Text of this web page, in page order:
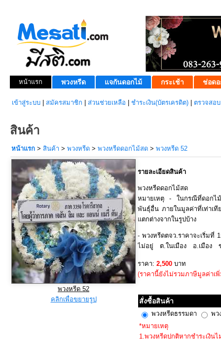
หน้าแรก พวงหรีด แจกันดอกไม้ กระเช้า ช่อดอ
เข้าสู่ระบบ สมัครสมาชิก ส่วนช่วยเหลือ ชำระเงิน(บัตรเครดิต) ตรวจสอ
สินค้า
หน้าแรก > สินค้า > พวงหรีด > พวงหรีดดอกไม้สด > พวงหรีด 52
พวงหรีด 52
คลิกเพื่อขยายรูป
รายละเอียดสินค้า
พวงหรีดดอกไม้สด
หมายเหตุ - ในกรณีที่ดอกไ
พันธุ์อื่น ภายในมูลค่าที่เท่าเ
แตกต่างจากในรูปบ้าง
- พวงหรีดตจว.ราคาจะเริ่มที่
ไม่อยู่ ต.ในเมือง อ.เมือง
นั้น ก่อนทำการสั่งซื้อ
ราคา: 2,500 บาท
(ราคานี้ยังไม่รวมภาษีมูลค่าเ
สั่งซื้อสินค้า
พวงหรีดธรรมดา
พว
*หมายเหตุ
1.พวงหรีดปกติหากชำระเงิน